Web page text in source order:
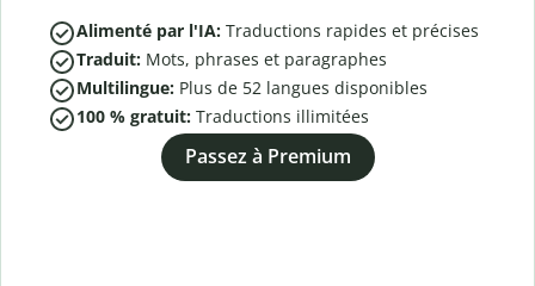
Alimenté par l'IA: Traductions rapides et précises
Traduit: Mots, phrases et paragraphes
Multilingue: Plus de 52 langues disponibles
100 % gratuit: Traductions illimitées
Passez à Premium